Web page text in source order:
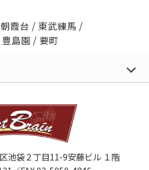
朝霞台 / 東武練馬 /
豊島園 / 要町
池袋２丁目11-9安藤ビル １階